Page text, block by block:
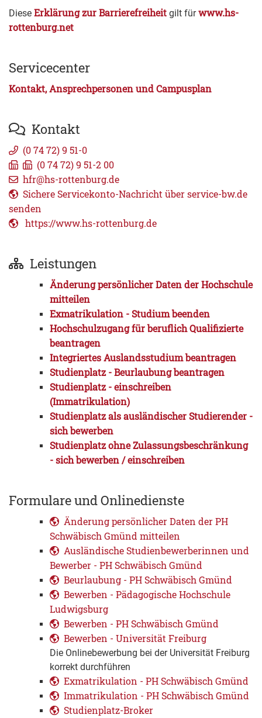
Diese Erklärung zur Barrierefreiheit gilt fürwww.hs-
rottenburg.net
Servicecenter
Kontakt, Ansprechpersonen und Campusplan
Kontakt
(07472) 9 51-0
(07472) 9 51-2 00
hfr@hs-rottenburg.de
Sichere Servicekonto-Nachricht über service-bw.de
senden
https://www.hs-rottenburg.de
Leistungen
Änderung persönlicher Daten der Hochschule
mitteilen
Exmatrikulation - Studium beenden
Hochschulzugang für beruflich Qualifizierte
beantragen
Integriertes Auslandsstudium beantragen
Studienplatz - Beurlaubung beantragen
Studienplatz - einschreiben
(Immatrikulation)
Studienplatz als ausländischer Studierender -
sich bewerben
Studienplatz ohne Zulassungsbeschränkung
- sich bewerben / einschreiben
Formulare und Onlinedienste
Änderung persönlicher Daten der PH
Schwäbisch Gmünd mitteilen
Ausländische Studienbewerberinnen und
Bewerber - PH Schwäbisch Gmünd
Beurlaubung - PH Schwäbisch Gmünd
Bewerben - Pädagogische Hochschule
Ludwigsburg
Bewerben - PH Schwäbisch Gmünd
Bewerben - Universität Freiburg
Die Onlinebewerbung bei der Universität Freiburg
korrekt durchführen
Exmatrikulation - PH Schwäbisch Gmünd
Immatrikulation - PH Schwäbisch Gmünd
Studienplatz-Broker